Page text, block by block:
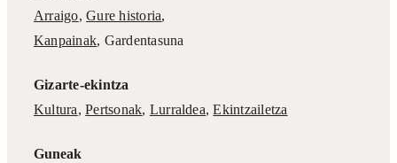
Arraigo,Gure historia,
Kanpainak, Gardentasuna
Gizarte-ekintza
Kultura,Pertsonak, Lurraldea,Ekintzailetza
Guneak